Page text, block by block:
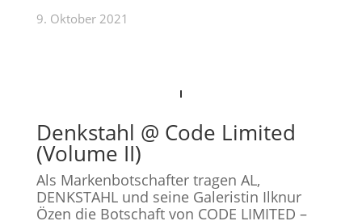
9. Oktober 2021
Denkstahl @ Code Limited
(Volume II)
Als Markenbotschafter tragen AL,
DENKSTAHL und seine Galeristin Ilknur
Özen die Botschaft von CODE LIMITED –